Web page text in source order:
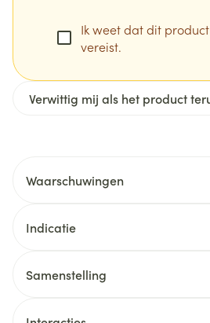
Ik weet dat dit
vereist.
Verwittig mij als het product
Waarschuwingen
Indicatie
Samenstelling
arginine, indapamide en